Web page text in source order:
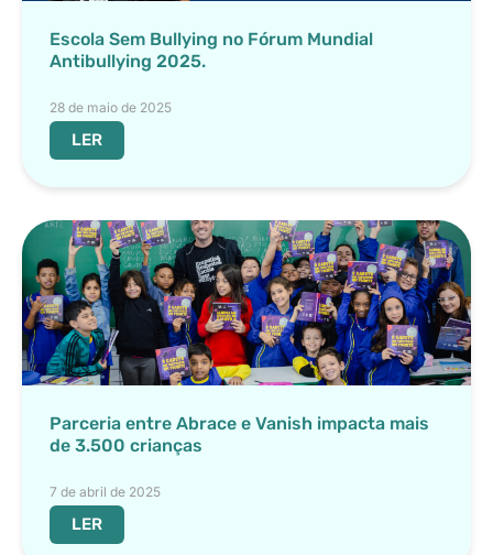
Escola Sem Bullying no Fórum Mundial
Antibullying 2025.
28 de maio de 2025
LER
Parceria entre Abrace e Vanish impacta mais
de 3.500 crianças
7 de abril de 2025
LER